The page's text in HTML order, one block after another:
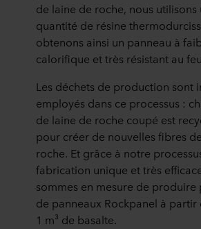
de laine de roche, nous utilisons
quantité de résine
obtenons ainsi un panneau à
calorifique et très résistant au
Les déchets de production sont
employés dans ce processus :
de laine de roche coupé est
pour créer de nouvelles fibres
roche. Et grâce à notre
fabrication unique et très
sommes en mesure de produire
de panneaux Rockpanel à partir
1 m³ de basalte.